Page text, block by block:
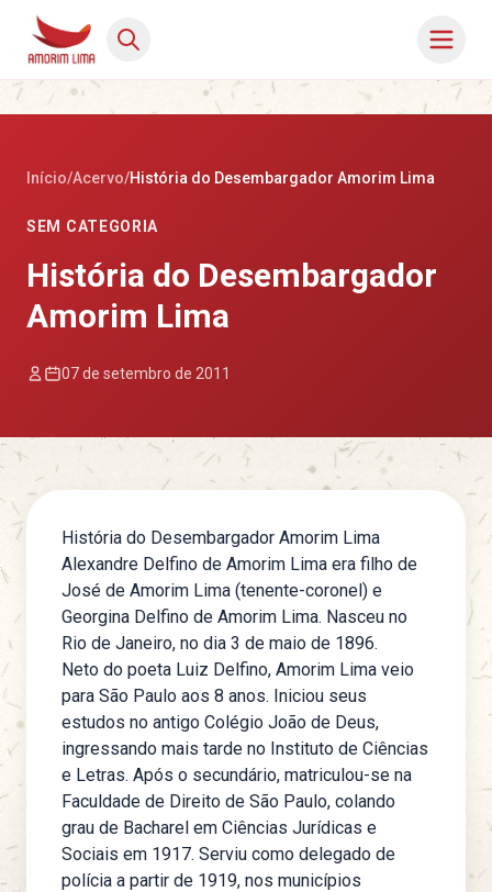
Início/Acervo/História do Desembargador Amorim Lima
SEM CATEGORIA
História do Desembargador
Amorim Lima
07 de setembro de 2011
História do Desembargador Amorim Lima
Alexandre Delfino de Amorim Lima era filho de
José de Amorim Lima (tenente-coronel) e
Georgina Delfino de Amorim Lima. Nasceu no
Rio de Janeiro, no dia 3 de maio de 1896.
Neto do poeta Luiz Delfino, Amorim Lima veio
para São Paulo aos 8 anos. Iniciou seus
estudos no antigo Colégio João de Deus,
ingressando mais tarde no Instituto de Ciências
e Letras. Após o secundário, matriculou-se na
Faculdade de Direito de São Paulo, colando
grau de Bacharel em Ciências Jurídicas e
Sociais em 1917. Serviu como delegado de
polícia a partir de 1919, nos municípios